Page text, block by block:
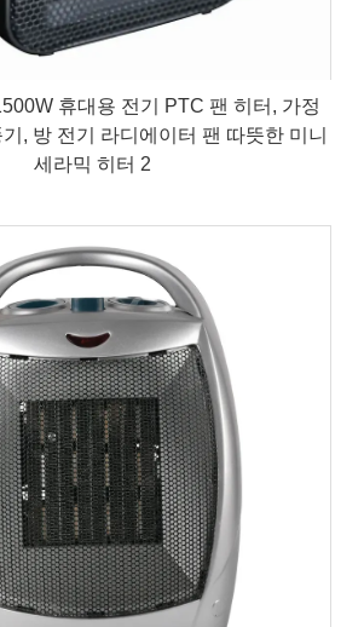
휴대용 전기 PTC 팬 히터, 가정
, 방 전기 라디에이터 팬 따뜻한 미니
세라믹 히터 2